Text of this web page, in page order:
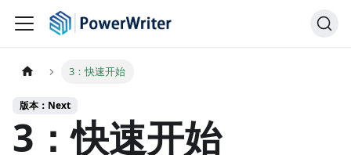
3：快速开始
版本：Next
3：快速开始